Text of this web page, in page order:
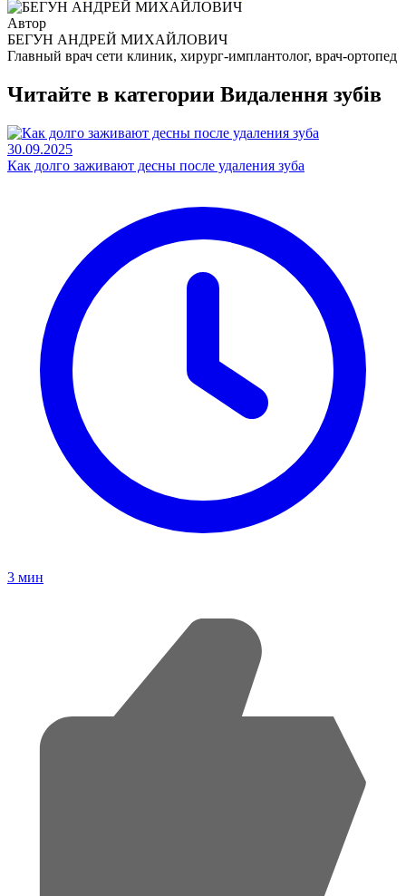
Автор
БЕГУН АНДРЕЙ МИХАЙЛОВИЧ
Главный врач сети клиник, хирург-имплантолог, врач-ортопед
Читайте в категории Видалення зубів
30.09.2025
Как долго заживают десны после удаления зуба
3 мин